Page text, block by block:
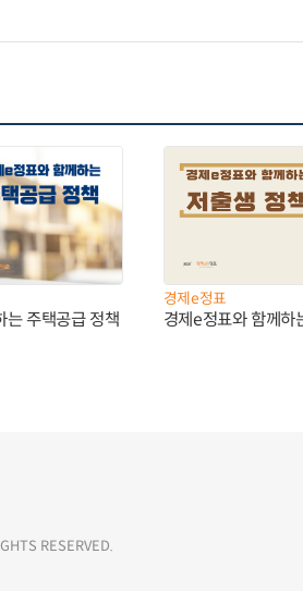
는 주택공급 정책
경제e정표
경제e정표와 함께하
RESERVED.